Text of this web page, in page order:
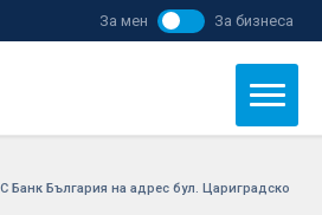
За мен За бизнеса
Банк България на адрес бул. Цариградско